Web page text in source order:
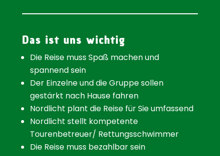
Das ist uns wichtig
Die Reise muss Spaß machen und
spannend sein
Der Einzelne und die Gruppe sollen
gestärkt nach Hause fahren
Nordlicht plant die Reise für Sie umfassend
Nordlicht stellt kompetente
Tourenbetreuer/ Rettungsschwimmer
Die Reise muss bezahlbar sein